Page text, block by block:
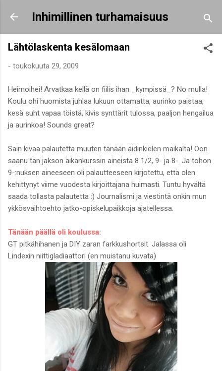
Siirry pääsisältöön
Inhimillinen turhamaisuus
Lähtölaskenta kesälomaan
- toukokuuta 29, 2009
Heimoihei! Arvatkaa kellä on fiilis ihan _kympissä_? No mulla!
Koulu ohi huomista juhlaa lukuun ottamatta, aurinko paistaa,
kesä suht vapaa töistä, kivis synttärit tulossa, paaljon hengailua
ja aurinkoa! Sounds great?
Sain kivaa palautetta muuten tänään äidinkielen maikalta! Oon
saanu tän jakson äikänkurssin aineista 8 1/2, 9- ja 8-. Ja tohon
9-:nuksen aineeseen oli palautteeseen kirjotettu, että olen
kehittynyt viime vuodesta kirjoittajana huimasti. Tuntu hyvältä
saada tollasta palautetta :) Journalismi ja viestintä onkin mun
ykkösvaihtoehto jatko-opiskelupaikkoja ajatellessa.
Tänään päällä oli koulussa:
GT pitkähihanen ja DIY zaran farkkushortsit. Jalassa oli
Lindexin niittigladiaattori (en muistanu kuvata)